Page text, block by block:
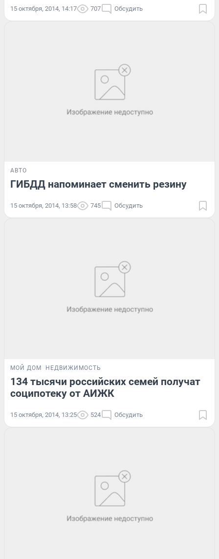
15 октября, 2014, 14:17 707 Обсудить
АВТО
ГИБДД напоминает сменить резину
15 октября, 2014, 13:58 745 Обсудить
МОЙ ДОМ НЕДВИЖИМОСТЬ
134 тысячи российских семей получат
соципотеку от АИЖК
15 октября, 2014, 13:25 524 Обсудить